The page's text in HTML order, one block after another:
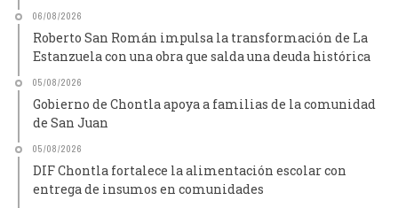
06/08/2026
Roberto San Román impulsa la transformación de La
Estanzuela con una obra que salda una deuda histórica
05/08/2026
Gobierno de Chontla apoya a familias de la comunidad
de San Juan
05/08/2026
DIF Chontla fortalece la alimentación escolar con
entrega de insumos en comunidades